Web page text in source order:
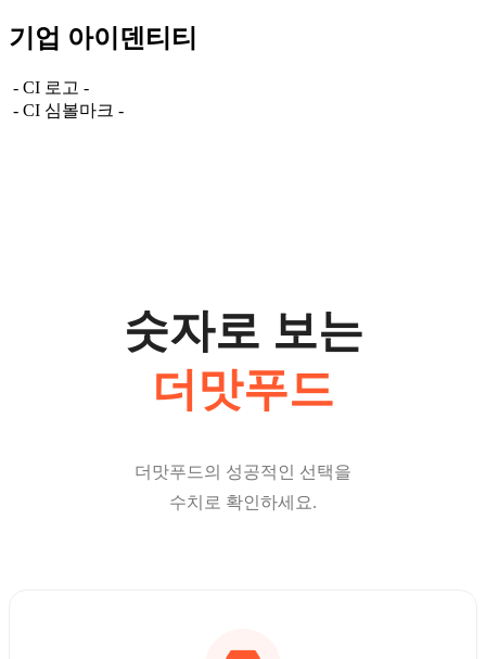
기업 아이덴티티
- CI 로고 -
- CI 심볼마크 -
숫자로 보는
더맛푸드
더맛푸드의 성공적인 선택을
수치로 확인하세요.